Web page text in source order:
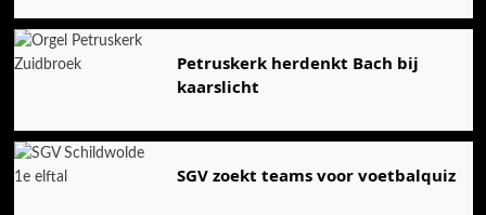
Petruskerk herdenkt Bach bij
kaarslicht
SGV zoekt teams voor voetbalquiz